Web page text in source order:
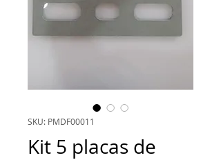
SKU: PMDF00011
Kit 5 placas de